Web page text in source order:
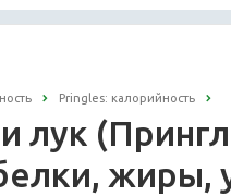
Pringles: калорийность
лук
жиры,